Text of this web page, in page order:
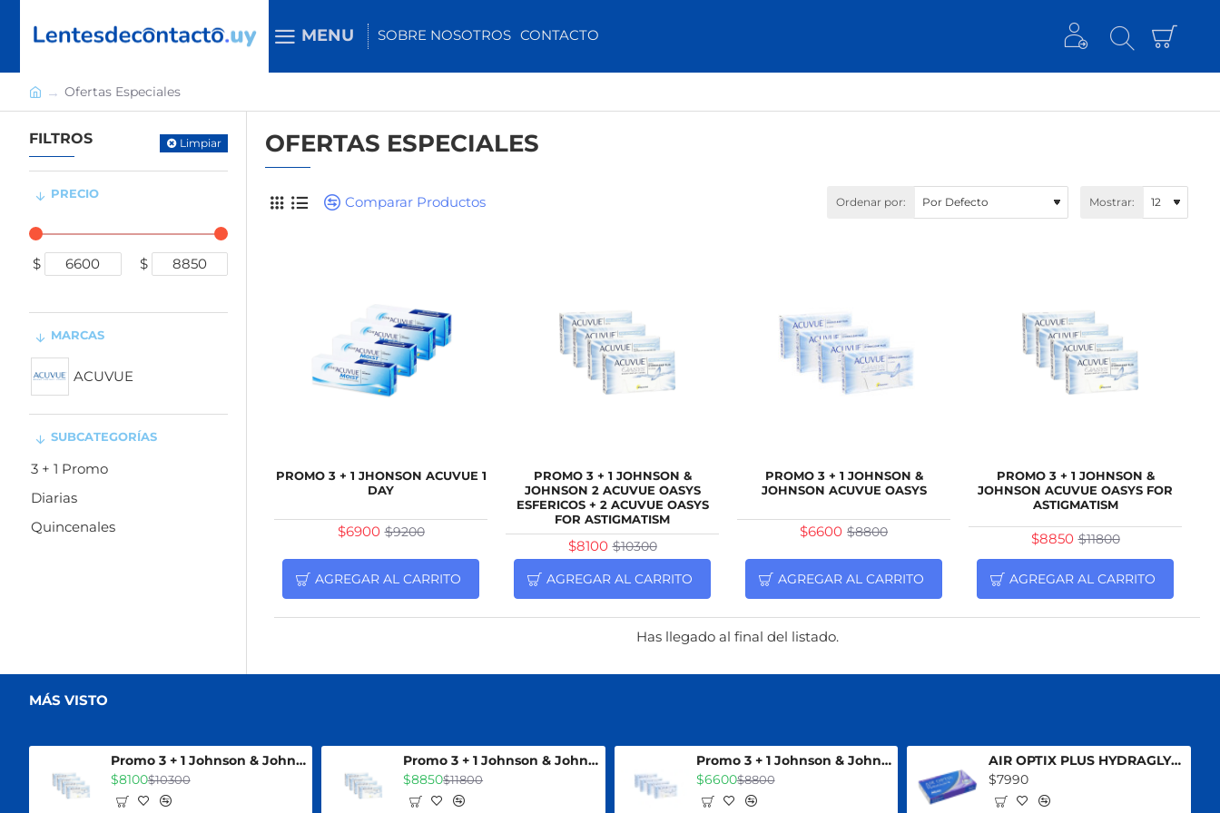
MENU SOBRE NOSOTROS CONTACTO
m
e
Ofertas Especiales
FILTROS Limpiar
PRECIO
$ $
MARCAS
ACUVUE
SUBCATEGORÍAS
3 + 1 Promo
Diarias
Quincenales
OFERTAS ESPECIALES
Comparar Productos Ordenar por: Mostrar:
NUEVO
PROMO 3 + 1 JHONSON ACUVUE 1
DAY
$6900 $9200
AGREGAR AL CARRITO
NUEVO
-21%
PROMO 3 + 1 JOHNSON &
JOHNSON 2 ACUVUE OASYS
ESFERICOS + 2 ACUVUE OASYS
FOR ASTIGMATISM
$8100 $10300
AGREGAR AL CARRITO
NUEVO
-25%
PROMO 3 + 1 JOHNSON &
JOHNSON ACUVUE OASYS
$6600 $8800
AGREGAR AL CARRITO
NUEVO
-25%
PROMO 3 + 1 JOHNSON &
JOHNSON ACUVUE OASYS FOR
ASTIGMATISM
$8850 $11800
AGREGAR AL CARRITO
Has llegado al final del listado.
MÁS VISTO
Promo 3 + 1 Johnson & Johnson 2 Acuvue Oasys Esfericos + 2 Acuvue Oasys For Astigmatism
$8100$10300
Promo 3 + 1 Johnson & Johnson Acuvue Oasys For Astigmatism
$8850$11800
Promo 3 + 1 Johnson & Johnson Acuvue Oasys
$6600$8800
AIR OPTIX PLUS HYDRAGLYDE MULTIFOCAL
$7990